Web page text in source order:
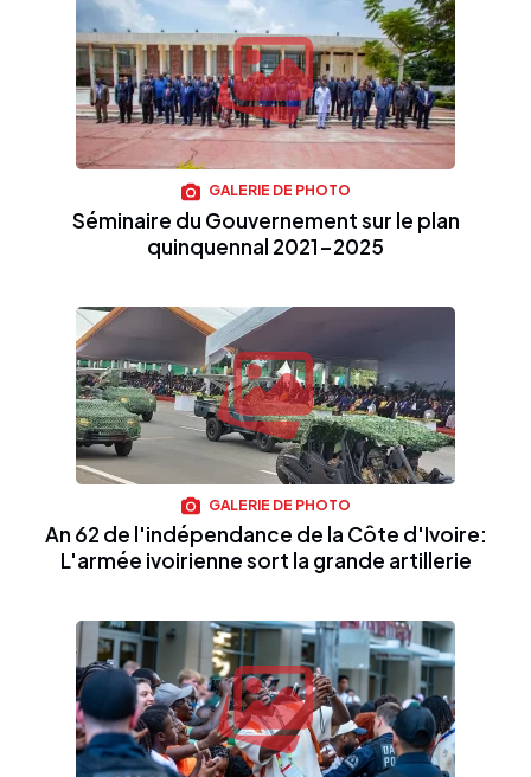
GALERIE DE PHOTO
Séminaire du Gouvernement sur le plan
quinquennal 2021-2025
GALERIE DE PHOTO
An 62 de l'indépendance de la Côte d'Ivoire:
L'armée ivoirienne sort la grande artillerie